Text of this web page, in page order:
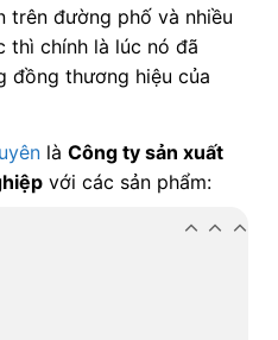
trên đường phố và nhiều
thì chính là lúc nó đã
đồng thương hiệu của
là Công ty sản xuất
với các sản phẩm: